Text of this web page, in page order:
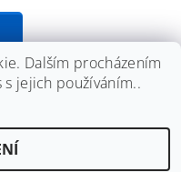
Dalším procházením
jejich používáním..